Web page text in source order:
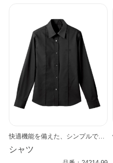
快適機能を備えた、シンプルで美しいシャツシリーズ。 上品な光沢がさりげなくプロフェッショナルな佇まいを演出します。 ベストやジャケットのインナーにも最適です。
シャツ